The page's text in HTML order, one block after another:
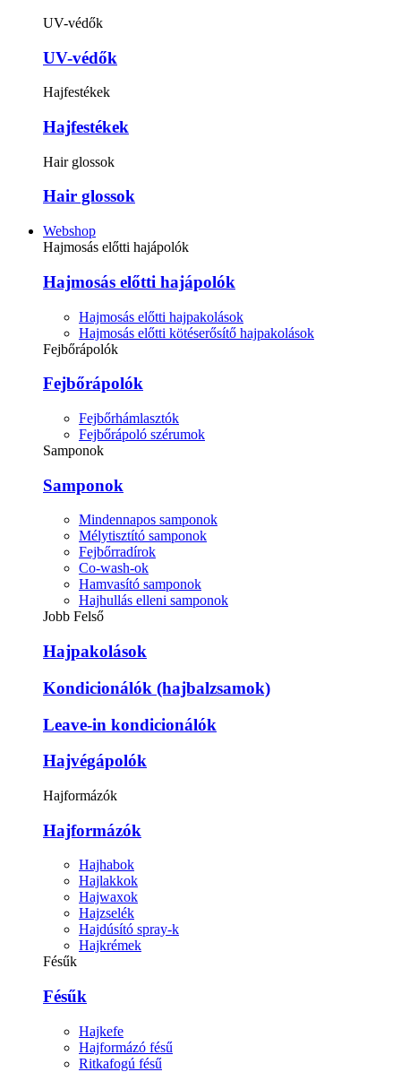
UV-védők
UV-védők
Hajfestékek
Hajfestékek
Hair glossok
Hair glossok
Webshop
Hajmosás előtti hajápolók
Hajmosás előtti hajápolók
Hajmosás előtti hajpakolások
Hajmosás előtti kötéserősítő hajpakolások
Fejbőrápolók
Fejbőrápolók
Fejbőrhámlasztók
Fejbőrápoló szérumok
Samponok
Samponok
Mindennapos samponok
Mélytisztító samponok
Fejbőrradírok
Co-wash-ok
Hamvasító samponok
Hajhullás elleni samponok
Jobb Felső
Hajpakolások
Kondicionálók (hajbalzsamok)
Leave-in kondicionálók
Hajvégápolók
Hajformázók
Hajformázók
Hajhabok
Hajlakkok
Hajwaxok
Hajzselék
Hajdúsító spray-k
Hajkrémek
Fésűk
Fésűk
Hajkefe
Hajformázó fésű
Ritkafogú fésű